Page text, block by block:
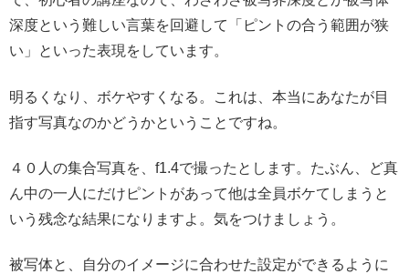
深度という難しい言葉を回避して「ピントの合う範囲が狭
い」といった表現をしています。
明るくなり、ボケやすくなる。これは、本当にあなたが目
指す写真なのかどうかということですね。
４０人の集合写真を、f1.4で撮ったとします。たぶん、ど真
ん中の一人にだけピントがあって他は全員ボケてしまうと
いう残念な結果になりますよ。気をつけましょう。
被写体と、自分のイメージに合わせた設定ができるように